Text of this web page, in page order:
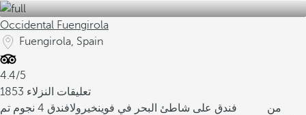
Occidental Fuengirola
Fuengirola, Spain
4.4/5
1853 تعليقات النزلاء
فندق على شاطئ البحر في فوينخيرولا
فندق 4 نجوم تم
من